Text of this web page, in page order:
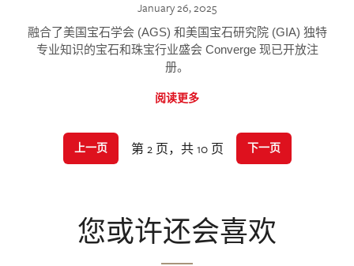
January 26, 2025
融合了美国宝石学会 (AGS) 和美国宝石研究院 (GIA) 独特
专业知识的宝石和珠宝行业盛会 Converge 现已开放注
册。
阅读更多
上一页 第 2 页，共 10 页 下一页
您或许还会喜欢